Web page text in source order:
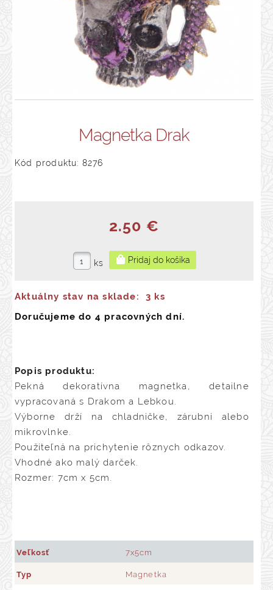
Magnetka Drak
Kód produktu: 8276
2.50 €
ks
Aktuálny stav na sklade:
3 ks
Doručujeme do 4 pracovných dní.
Popis produktu:
Pekná dekoratívna magnetka, detailne
vypracovaná s Drakom a Lebkou.
Výborne drží na chladničke, zárubni alebo
mikrovlnke.
Použiteľná na prichytenie rôznych odkazov.
Vhodné ako malý darček.
Rozmer: 7cm x 5cm.
Veľkosť 7x5cm
Typ Magnetka